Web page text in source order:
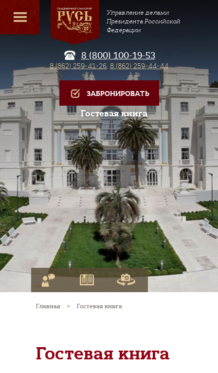
Управление делами
Президента Российской
Федерации
8 (800) 100-19-53
8 (862) 259-41-26, 8 (862) 259-44-44
ЗАБРОНИРОВАТЬ
Гостевая книга
Главная > Гостевая книга
Гостевая книга